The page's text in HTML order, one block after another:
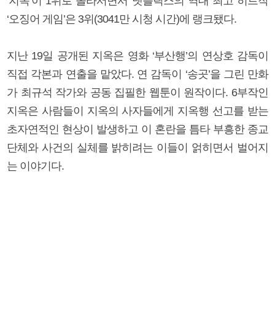
‘오징어 게임’은 3위(3041만 시청 시간)에 랭크됐다.
지난 19일 공개된 지옥은 영화 ‘부산행’의 연상호 감독이
직접 각본과 연출을 맡았다. 연 감독이 ‘송곳’을 그린 만화
가 최규석 작가와 공동 집필한 웹툰이 원작이다. 6부작인
지옥은 사람들이 지옥의 사자들에게 지옥행 선고를 받는
초자연적인 현상이 발생하고 이 혼란을 틈타 부흥한 종교
단체와 사건의 실체를 밝히려는 이들이 얽히면서 벌어지
는 이야기다.